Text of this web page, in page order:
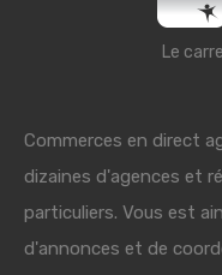
Le
Commerces en direct
dizaines d'agences et
particuliers. Vous est
d'annonces et de